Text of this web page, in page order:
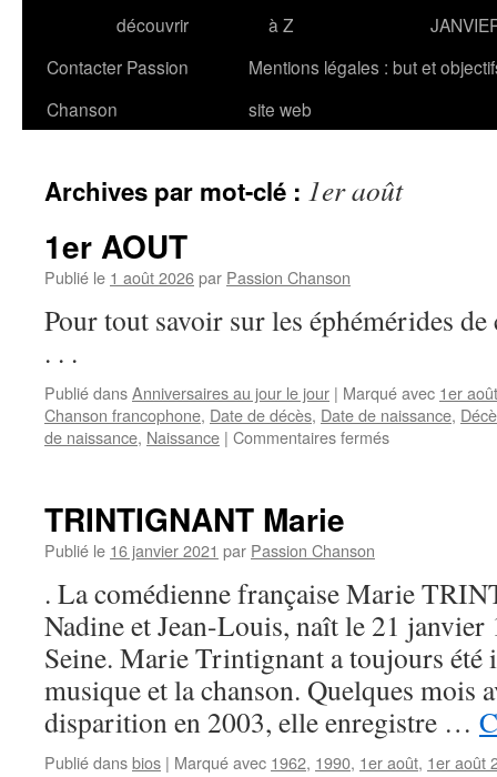
découvrir
à Z
Contacter Passion
Chanson
Mentions légales : but et
site web
Archives par mot-clé : 1er août
1er AOUT
Publié le 1 août 2026par Passion Chanson
Pour tout savoir sur les éphémérides
. . .
Publié dansAnniversaires au jour le jour | Marqué avec 1er août
Chanson francophone, Date de décès, Date de naissance,
de naissance, Naissance | Commentaires ferméssur
TRINTIGNANT Marie
Publié le 16 janvier 2021 par Passion Chanson
. La comédienne française Marie
Nadine et Jean-Louis, naît le 21
Seine. Marie Trintignant a toujours été
musique et la chanson. Quelques mois
disparition en 2003, elle enregistre …
Publié dansbios | Marqué avec 1962, 1990, 1er août, 1er août